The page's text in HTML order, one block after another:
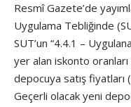
Resmî Gazete’de
Uygulama Tebliğinde
SUT’un “4.4.1 –
yer alan iskonto
depocuya satış fiyatları
Geçerli olacak yeni